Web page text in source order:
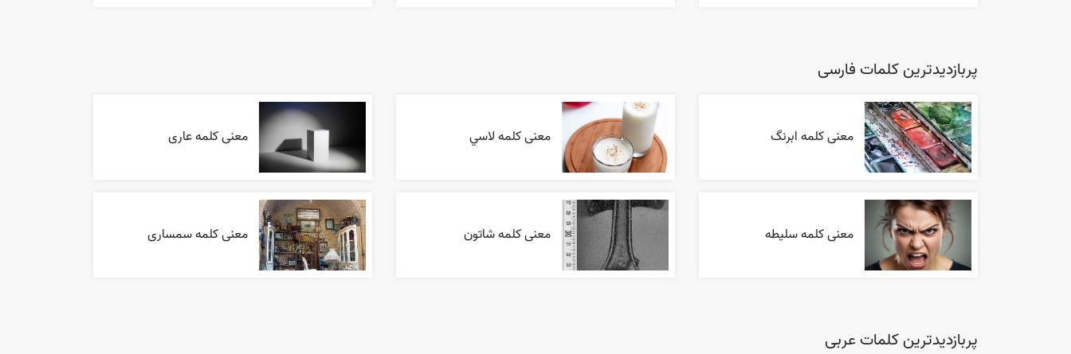
پربازدیدترین کلمات فارسی
معنی کلمه ابرنگ معنی کلمه لاسي معنی کلمه عاری
معنی کلمه سلیطه معنی کلمه شاتون معنی کلمه سمساری
پربازدیدترین کلمات عربی